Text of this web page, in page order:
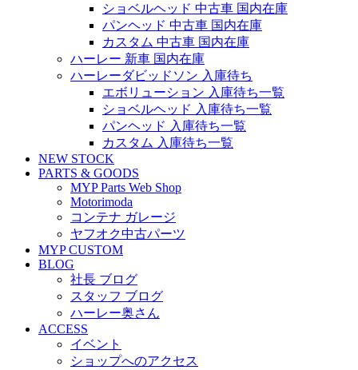
ショベルヘッド 中古車 国内在庫
パンヘッド 中古車 国内在庫
カスタム 中古車 国内在庫
ハーレー 新車 国内在庫
ハーレーダビッドソン 入庫待ち
エボリューション 入庫待ち一覧
ショベルヘッド 入庫待ち一覧
パンヘッド 入庫待ち一覧
カスタム 入庫待ち一覧
NEW STOCK
PARTS & GOODS
MYP Parts Web Shop
Motorimoda
コンテナ ガレージ
ヤフオク中古パーツ
MYP CUSTOM
BLOG
社長 ブログ
スタッフ ブログ
ハーレー奥さん
ACCESS
イベント
ショップへのアクセス